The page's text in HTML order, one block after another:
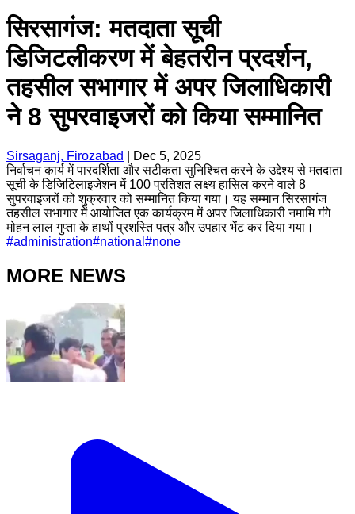
सिरसागंज: मतदाता सूची
डिजिटलीकरण में बेहतरीन प्रदर्शन,
तहसील सभागार में अपर जिलाधिकारी
ने 8 सुपरवाइजरों को किया सम्मानित
Sirsaganj, Firozabad
Dec 5, 2025
निर्वाचन कार्य में पारदर्शिता और सटीकता सुनिश्चित करने के उद्देश्य से मतदाता
सूची के डिजिटिलाइजेशन में 100 प्रतिशत लक्ष्य हासिल करने वाले 8
सुपरवाइजरों को शुक्रवार को सम्मानित किया गया। यह सम्मान सिरसागंज
तहसील सभागार में आयोजित एक कार्यक्रम में अपर जिलाधिकारी नमामि गंगे
मोहन लाल गुप्ता के हाथों प्रशस्ति पत्र और उपहार भेंट कर दिया गया।
#administration#national #none
MORE NEWS